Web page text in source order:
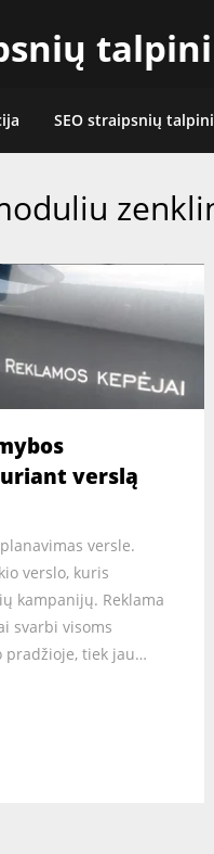
SEO straipsnių
verslą
versle.
verslo, kuris
kampanijų. Reklama
svarbi visoms
pradžioje, tiek jau…